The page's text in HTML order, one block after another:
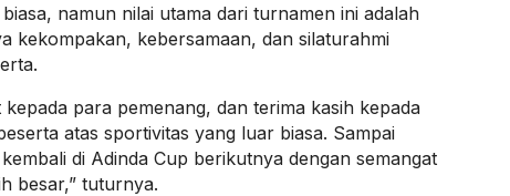
namun nilai utama dari turnamen ini adalah
kekompakan, kebersamaan, dan silaturahmi
kepada para pemenang, dan terima kasih kepada
atas sportivitas yang luar biasa. Sampai
di Adinda Cup berikutnya dengan semangat
besar,” tuturnya.